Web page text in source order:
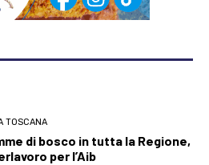
TOSCANA
di bosco in tutta la Regione,
per l’Aib